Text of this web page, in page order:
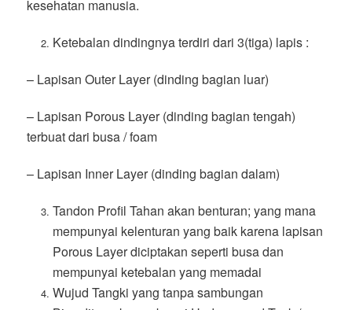
kesehatan manusia.
Ketebalan dindingnya terdiri dari 3(tiga) lapis :
– Lapisan Outer Layer (dinding bagian luar)
– Lapisan Porous Layer (dinding bagian tengah)
terbuat dari busa / foam
– Lapisan Inner Layer (dinding bagian dalam)
Tandon Profil Tahan akan benturan; yang mana
mempunyai kelenturan yang baik karena lapisan
Porous Layer diciptakan seperti busa dan
mempunyai ketebalan yang memadai
Wujud Tangki yang tanpa sambungan